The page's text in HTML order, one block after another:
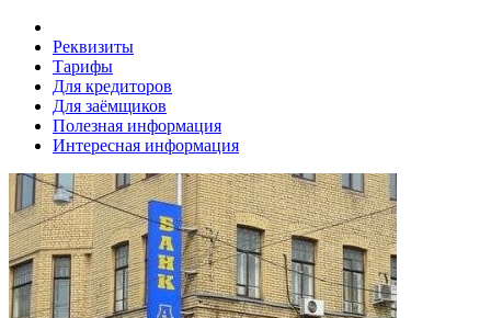
Реквизиты
Тарифы
Для кредиторов
Для заёмщиков
Полезная информация
Интересная информация